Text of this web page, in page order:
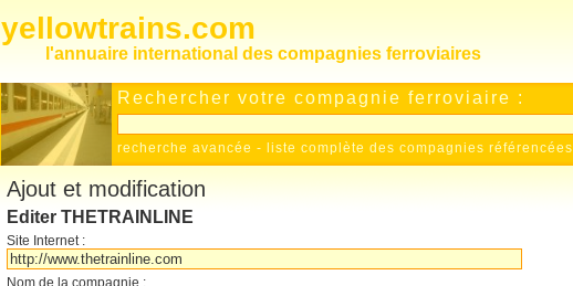
yellowtrains.com
l'annuaire international des compagnies ferroviaires
Rechercher votre compagnie ferroviaire :
recherche avancée - liste complète des compagnies référencées
Ajout et modification
Editer THETRAINLINE
Site Internet :
Nom de la compagnie :